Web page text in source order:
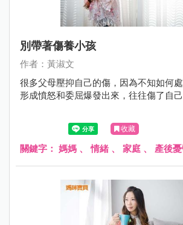
別帶著傷養小孩
作者：黃淑文
很多父母壓抑自己的傷，因為不知如何
形成憤怒和委屈爆發出來，往往傷了自己
收藏
關鍵字： 媽媽 、情緒 、 家庭 、 產後